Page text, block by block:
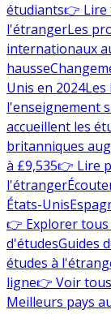
étudiants👉 Lire
l'étrangerLes
internationaux
hausse
Unis en 2024Les
l'enseignement
accueillent les
britanniques
à £9,535👉 Lire
l'étranger
États-Unis
👉 Explorer tous
d'étudesGuides
études à
ligne👉 Voir
Meilleurs pays